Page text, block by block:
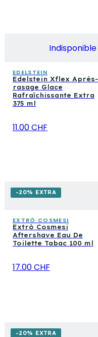
Indisponible
EDELSTEIN
Edelstein Xflex Après-
rasage Glace
Rafraîchissante Extra
375 ml
11.00 CHF
-20% EXTRA
EXTRÒ COSMESI
Extrò Cosmesi
Aftershave Eau De
Toilette Tabac 100 ml
17.00 CHF
-20% EXTRA